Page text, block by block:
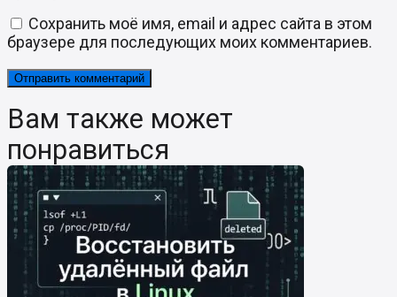
Сохранить моё имя, email и адрес сайта в этом
браузере для последующих моих комментариев.
Вам также может
понравиться